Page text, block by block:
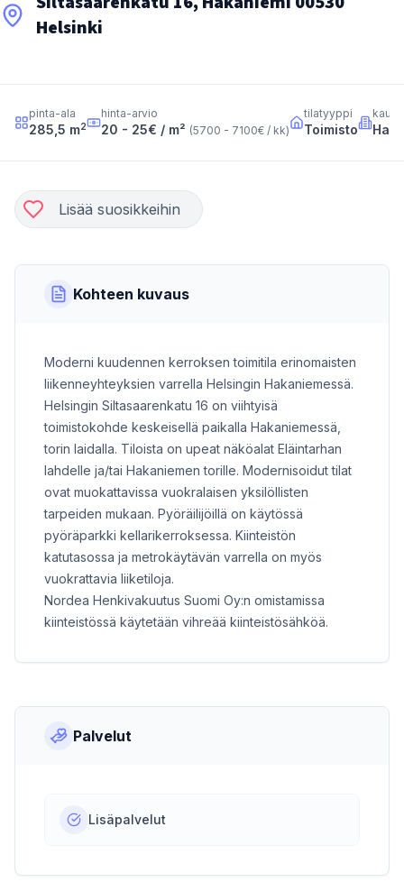
Helsinki
pinta-ala
285,5 m2
hinta-arvio
20 - 25€ / m² (5700 - 7100€ / kk)
tilatyyppi
Toimisto
Lisää suosikkeihin
Kohteen kuvaus
Moderni kuudennen kerroksen toimitila erinomaisten
liikenneyhteyksien varrella Helsingin Hakaniemessä.
Helsingin Siltasaarenkatu 16 on viihtyisä
toimistokohde keskeisellä paikalla Hakaniemessä,
torin laidalla. Tiloista on upeat näköalat Eläintarhan
lahdelle ja/tai Hakaniemen torille. Modernisoidut tilat
ovat muokattavissa vuokralaisen yksilöllisten
tarpeiden mukaan. Pyöräilijöillä on käytössä
pyöräparkki kellarikerroksessa. Kiinteistön
katutasossa ja metrokäytävän varrella on myös
vuokrattavia liiketiloja.
Nordea Henkivakuutus Suomi Oy:n omistamissa
kiinteistössä käytetään vihreää kiinteistösähköä.
Palvelut
Lisäpalvelut